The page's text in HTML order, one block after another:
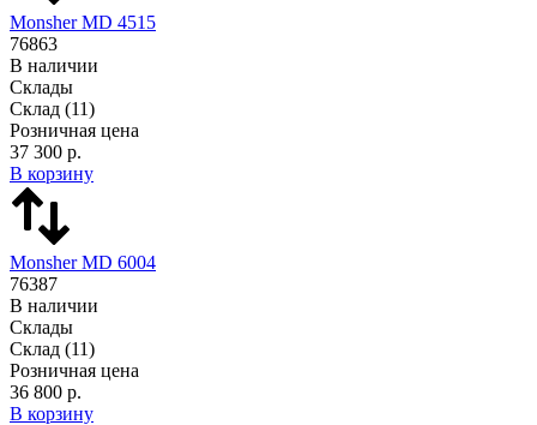
Monsher MD 4515
76863
В наличии
Склады
Склад (11)
Розничная цена
37 300 р.
В корзину
Monsher MD 6004
76387
В наличии
Склады
Склад (11)
Розничная цена
36 800 р.
В корзину